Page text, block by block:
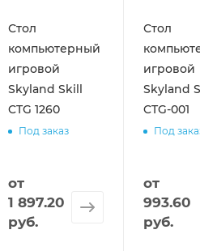
Стол
компьютерный
игровой
Skyland Skill
CTG 1260
Под заказ
от
1 897.20
руб.
Стол
игровой
Skyland
CTG-001
Под
от
993.60
руб.